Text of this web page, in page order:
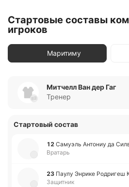
Стартовые составы
игроков
Маритиму
Митчелл Ван дер Гаг
Тренер
Стартовый состав
12 Са­муэль Анто­ниу да
Вратарь
23 Паулу Энрике Ро­дри­геш
Защитник